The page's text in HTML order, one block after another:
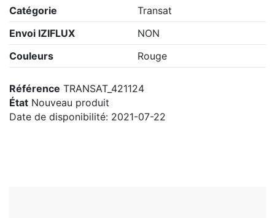
Catégorie
Transat
Envoi IZIFLUX
NON
Couleurs
Rouge
Référence TRANSAT_421124
État Nouveau produit
Date de disponibilité: 2021-07-22